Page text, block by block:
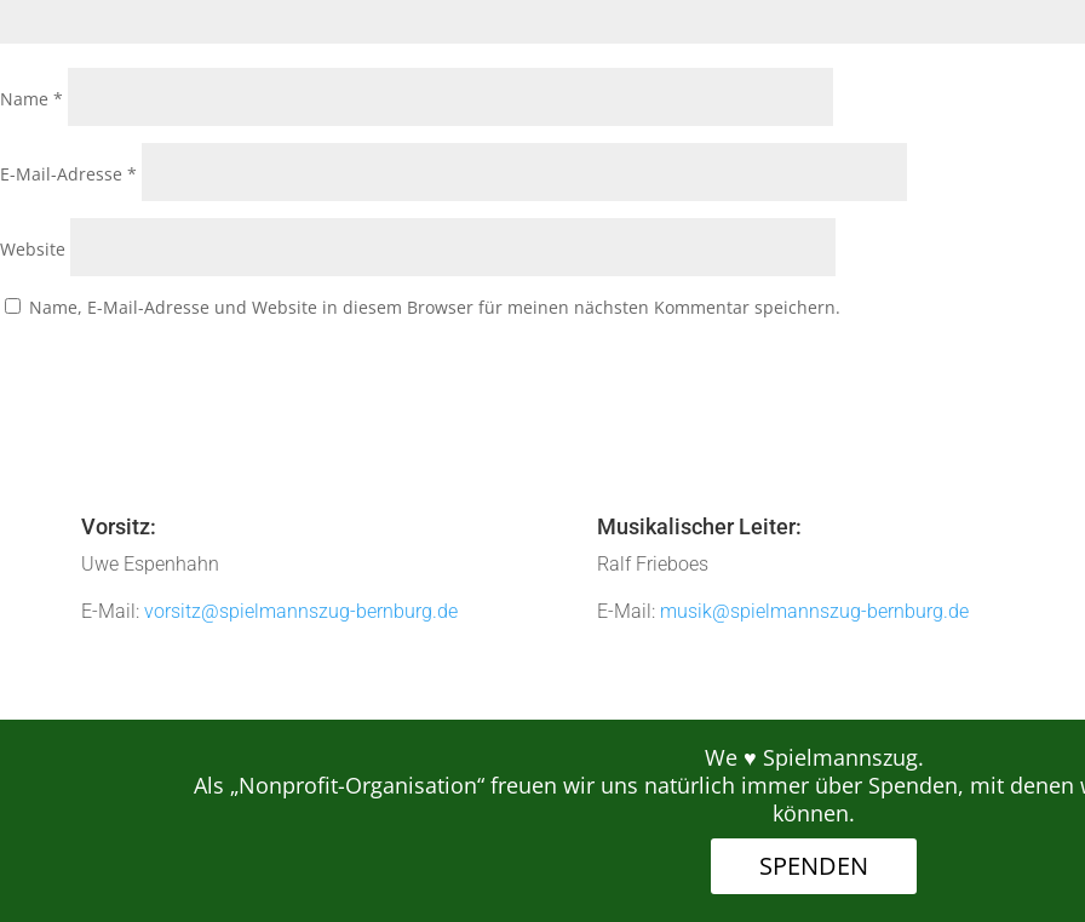
Name *
E-Mail-Adresse *
Website
Name, E-Mail-Adresse und Website in diesem Browser für meinen nächsten Kommentar speichern.
Vorsitz:
Uwe Espenhahn
E-Mail:vorsitz@spielmannszug-bernburg.de
Musikalischer Leiter:
Ralf Frieboes
E-Mail: musik@spielmannszug-bernburg.de
We ♥ Spielmannszug.
Als „Nonprofit-Organisation“ freuen wir uns natürlich immer über Spenden, mit
können.
SPENDEN